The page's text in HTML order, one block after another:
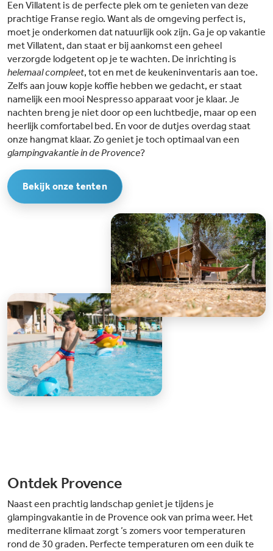
toegestaan. Activiteiten en animatie voor alle leeftijden: In de
zomermaanden zorgt een enthousiast animatieteam voor vermaak. Van
miniclubs met spelletjes en knutselwerkjes voor de kleintjes tot
sportactiviteiten bij het zwembad en avondshows, er is altijd iets leuks te
doen voor jong en oud. De minidisco en avondshows maken de avonden
extra gezellig. Ideale ligging: Gelegen in Roquebrune-sur-Argens, is Leï
Suves het perfecte startpunt om de Côte d’Azur en de Provence te
verkennen. Bezoek nabijgelegen steden zoals Fréjus, Saint-Tropez en
Cannes, of ontdek de indrukwekkende natuur van de Gorges du Verdon.
Een Villatent is de perfecte plek om te genieten van deze
prachtige Franse regio. Want als de omgeving perfect is,
moet je onderkomen dat natuurlijk ook zijn. Ga je op vakantie
met Villatent, dan staat er bij aankomst een geheel
verzorgde lodgetent op je te wachten. De inrichting is
helemaal compleet, tot en met de keukeninventaris aan toe.
Zelfs aan jouw kopje koffie hebben we gedacht, er staat
namelijk een mooi Nespresso apparaat voor je klaar. Je
nachten breng je niet door op een luchtbedje, maar op een
heerlijk comfortabel bed. En voor de dutjes overdag staat
onze hangmat klaar. Zo geniet je toch optimaal van een
glampingvakantie in de Provence?
Bekijk onze tenten
Ontdek Provence
Naast een prachtig landschap geniet je tijdens je
glampingvakantie in de Provence ook van prima weer. Het
mediterrane klimaat zorgt ’s zomers voor temperaturen
rond de 30 graden. Perfecte temperaturen om een duik te